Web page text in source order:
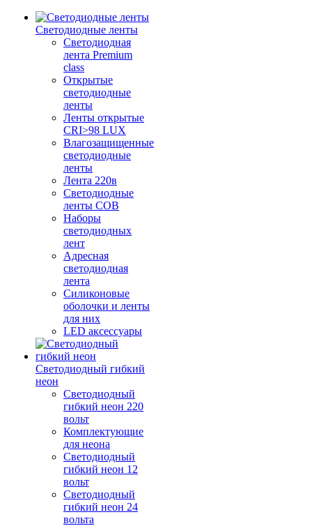
Светодиодные ленты
Светодиодная
лента Premium
class
Открытые
светодиодные
ленты
Ленты открытые
CRI>98 LUX
Влагозащищенные
светодиодные
ленты
Лента 220в
Светодиодные
ленты COB
Наборы
светодиодных
лент
Адресная
светодиодная
лента
Силиконовые
оболочки и ленты
для них
LED аксессуары
Светодиодный гибкий
неон
Светодиодный
гибкий неон 220
вольт
Комплектующие
для неона
Светодиодный
гибкий неон 12
вольт
Светодиодный
гибкий неон 24
вольта